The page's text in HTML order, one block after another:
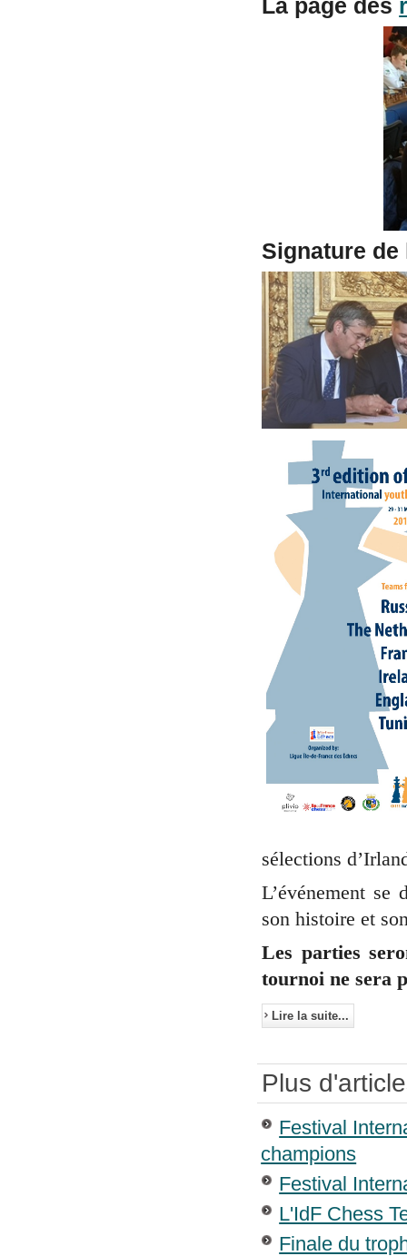
La page des
Signature de
sélections
L’événement
son histoire et
Les parties
tournoi ne sera
Lire la suite...
Plus
Festival
champions
Festival
L'IdF Chess
Finale du